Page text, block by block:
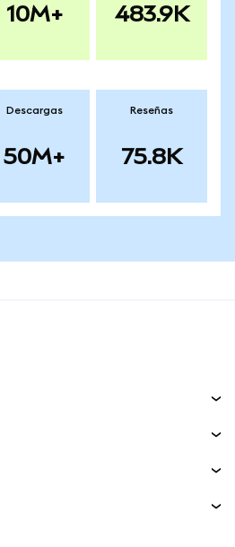
10M+ 483.9K
Descargas
50M+
Reseñas
75.8K